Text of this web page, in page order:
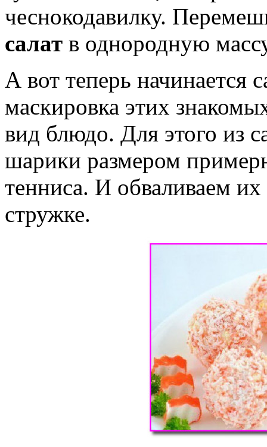
чеснокодавилку.
салат в однородную
А вот теперь начинается
маскировка этих
вид блюдо. Для этого из
шарики размером
тенниса. И обваливаем
стружке.